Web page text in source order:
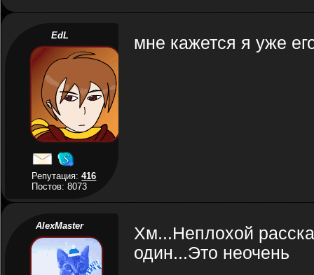
EdL
Репутация:416
Постов: 8073
мне кажется я уже
AlexMaster
Хм...Неплохой
один...Это неочень